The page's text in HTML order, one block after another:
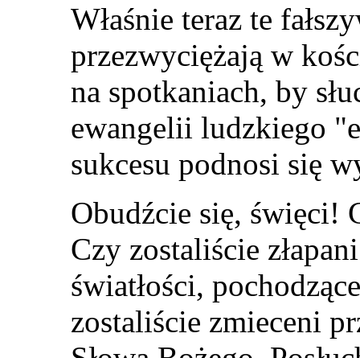
Właśnie teraz te
przezwyciężają w
na spotkaniach, by
ewangelii ludzkiego
sukcesu podnosi się
Obudźcie się, święci!
Czy zostaliście
światłości,
zostaliście zmieceni